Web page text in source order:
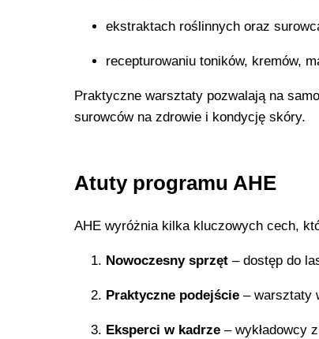
ekstraktach roślinnych oraz
recepturowaniu toników, kremów,
Praktyczne warsztaty pozwalają na
surowców na zdrowie i kondycję skóry.
Atuty programu AHE
AHE wyróżnia kilka kluczowych cech,
Nowoczesny sprzęt – dostęp do
Praktyczne podejście – warsztaty
Eksperci w kadrze – wykładowcy